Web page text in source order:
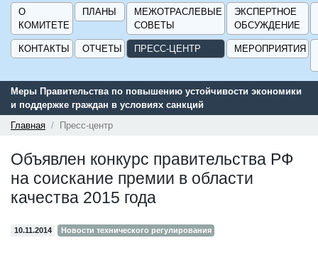
О
КОМИТЕТЕ
ПЛАНЫ
МЕЖОТРАСЛЕВЫЕ
СОВЕТЫ
ЭКСПЕРТНОЕ
ОБСУЖДЕНИЕ
КОНТАКТЫ ОТЧЕТЫ ПРЕСС-ЦЕНТР МЕРОПРИЯТИЯ
Меры Правительства по повышению устойчивости экономики
и поддержке граждан в условиях санкций
Главная
Пресс-центр
Объявлен конкурс правительства РФ
на соискание премии в области
качества 2015 года
10.11.2014 Новости технического регулирования